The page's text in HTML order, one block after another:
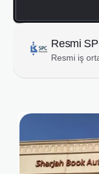
Resmi
Resmi iş